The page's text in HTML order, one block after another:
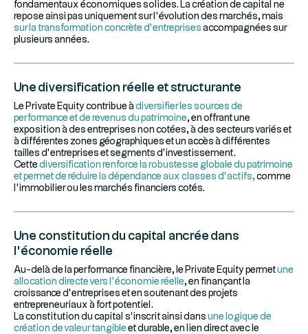
fondamentaux économiques solides. La création de capital ne
repose ainsi pas uniquement sur l’évolution des marchés, mais
sur la transformation concrète d’entreprises accompagnées sur
plusieurs années.
Une diversification réelle et structurante
Le Private Equity contribue à diversifier les sources de
performance et de revenus du patrimoine, en offrant une
exposition à des entreprises non cotées, à des secteurs variés et
à différentes zones géographiques et un accès à différentes
tailles d’entreprises et segments d’investissement.
Cette diversification renforce la robustesse globale du patrimoine
et permet de réduire la dépendance aux classes d’actifs, comme
l’immobilier ou les marchés financiers cotés.
Une constitution du capital ancrée dans
l’économie réelle
Au-delà de la performance financière, le Private Equity permetune
allocation directe vers l’économie réelle, en finançant la
croissance d’entreprises et en soutenant des projets
entrepreneuriaux à fort potentiel.
La constitution du capital s’inscrit ainsi dans une logique de
création de valeur tangible et durable, en lien direct avec le